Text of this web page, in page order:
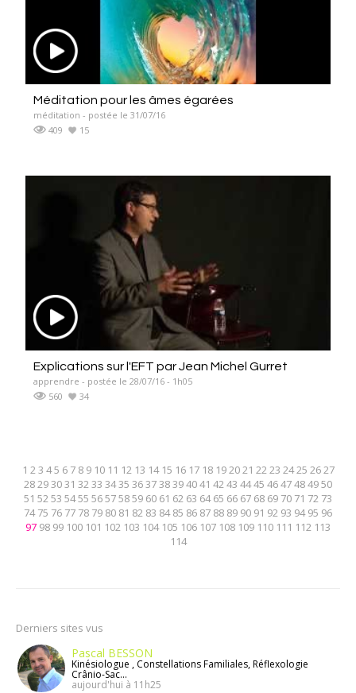
Méditation pour les âmes égarées
méditation - postée le 31/07/16
409
15
Explications sur l'EFT par Jean Michel Gurret
apprendre - postée le 28/07/16 - 1h05
560
34
1 23 45 6 7 8 9 10 11 12 13 14 15 16 17 18 192021 2223 2425 2627
28293031 3233 3435 363738394041 4243 4445 4647484950
51 5253 5455 56575859 60 61 62 63 64 65 66 67 68 69 70 71 72 73
74 75 76 77 78 79 80 81 82 83 84 85 86 87 88 89 90 91 92 93 94 95 96
97 98 99 100 101 102 103 104 105 106 107 108 109 110 111 112 113
114
Derniers sites vus
Pascal BESSON
Kinésiologue , Constellations Familiales, Réflexologie
Crânio-Sac...
aujourd'hui à 11h25